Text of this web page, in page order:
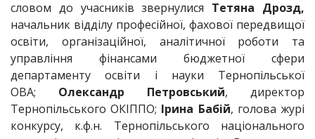
словом до учасників звернулися Тетяна Дрозд,
начальник відділу професійної, фахової передвищої
освіти, організаційної, аналітичної роботи та
управління фінансами бюджетної сфери
департаменту освіти і науки Тернопільської
ОВА; Олександр Петровський, директор
Тернопільського ОКІППО; Ірина Бабій, голова журі
конкурсу, к.ф.н. Тернопільського національного